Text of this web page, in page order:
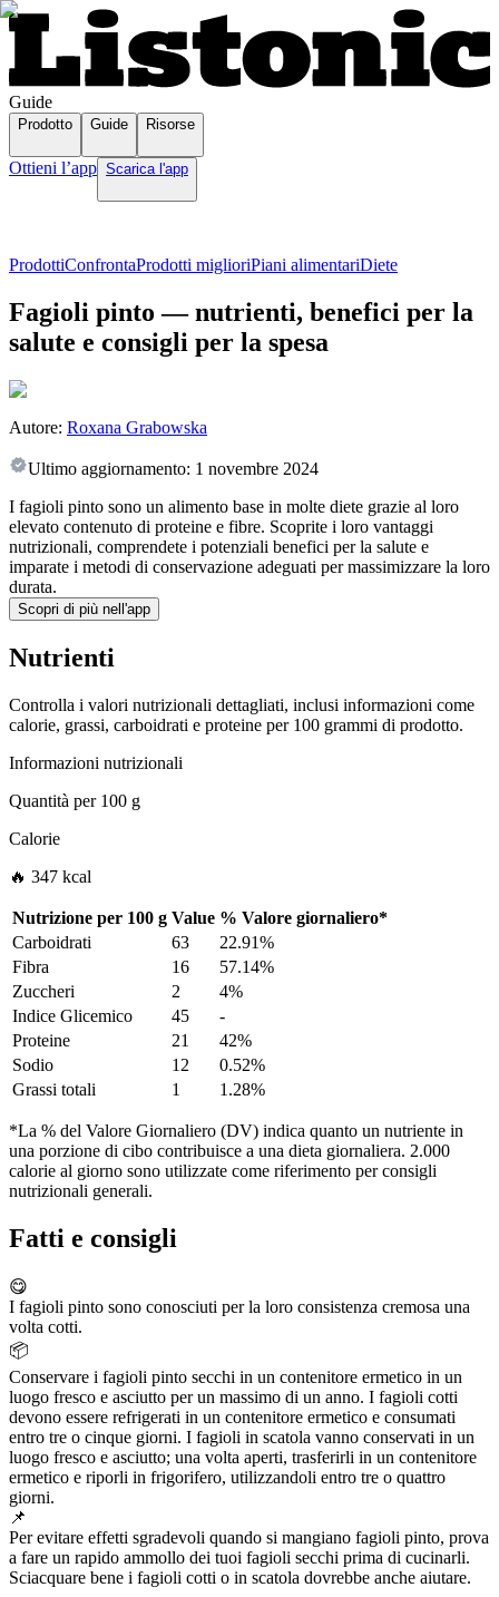
Guide
Prodotto Guide Risorse
Ottieni l’app Scarica l'app
ProdottiConfrontaProdotti miglioriPiani alimentariDiete
Fagioli pinto — nutrienti, benefici per la
salute e consigli per la spesa
Autore: Roxana Grabowska
Ultimo aggiornamento: 1 novembre 2024
I fagioli pinto sono un alimento base in molte diete grazie al loro
elevato contenuto di proteine e fibre. Scoprite i loro vantaggi
nutrizionali, comprendete i potenziali benefici per la salute e
imparate i metodi di conservazione adeguati per massimizzare la loro
durata.
Scopri di più nell'app
Nutrienti
Controlla i valori nutrizionali dettagliati, inclusi informazioni come
calorie, grassi, carboidrati e proteine per 100 grammi di prodotto.
Informazioni nutrizionali
Quantità per100 g
Calorie
🔥 347 kcal
Nutrizione per 100 g Value % Valore giornaliero*
Carboidrati
63
22.91%
Fibra
16
57.14%
Zuccheri
2
4%
Indice Glicemico
45
-
Proteine
21
42%
Sodio
12
0.52%
Grassi totali
1 1.28%
*La % del Valore Giornaliero (DV) indica quanto un nutriente in
una porzione di cibo contribuisce a una dieta giornaliera. 2.000
calorie al giorno sono utilizzate come riferimento per consigli
nutrizionali generali.
Fatti e consigli
😋
I fagioli pinto sono conosciuti per la loro consistenza cremosa una
volta cotti.
📦
Conservare i fagioli pinto secchi in un contenitore ermetico in un
luogo fresco e asciutto per un massimo di un anno. I fagioli cotti
devono essere refrigerati in un contenitore ermetico e consumati
entro tre o cinque giorni. I fagioli in scatola vanno conservati in un
luogo fresco e asciutto; una volta aperti, trasferirli in un contenitore
ermetico e riporli in frigorifero, utilizzandoli entro tre o quattro
giorni.
📌
Per evitare effetti sgradevoli quando si mangiano fagioli pinto, prova
a fare un rapido ammollo dei tuoi fagioli secchi prima di cucinarli.
Sciacquare bene i fagioli cotti o in scatola dovrebbe anche aiutare.